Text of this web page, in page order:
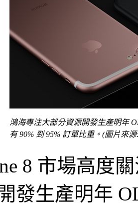
鴻海專注大部分資源開發生產明年
有 90% 到 95% 訂單比重。(圖片來
8 市場高度
發生產明年